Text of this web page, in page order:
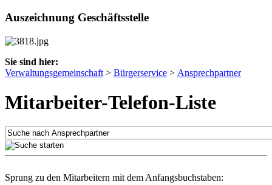
Auszeichnung Geschäftsstelle
Sie sind hier:
Verwaltungsgemeinschaft > Bürgerservice > Ansprechpartner
Mitarbeiter-Telefon-Liste
Sprung zu den Mitarbeitern mit dem Anfangsbuchstaben: